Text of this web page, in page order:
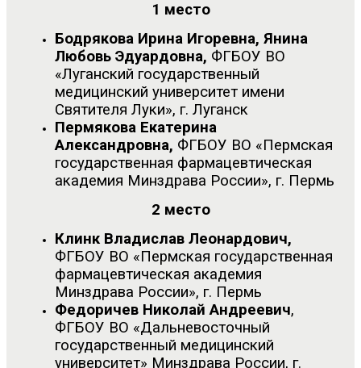
1 место
Бодрякова Ирина Игоревна, Янина
Любовь Эдуардовна, ФГБОУ ВО
«Луганский государственный
медицинский университет имени
Святителя Луки», г. Луганск
Пермякова Екатерина
Александровна, ФГБОУ ВО «Пермская
государственная фармацевтическая
академия Минздрава России», г. Пермь
2 место
Клинк Владислав Леонардович,
ФГБОУ ВО «Пермская государственная
фармацевтическая академия
Минздрава России», г. Пермь
Федоричев Николай Андреевич,
ФГБОУ ВО «Дальневосточный
государственный медицинский
университет» Минздрава России, г.